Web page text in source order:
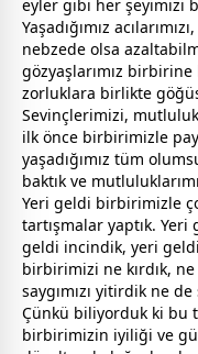
eyler gibi her şeyimizi
Yaşadığımız
nebzede olsa
gözyaşlarımız birbirine
zorluklara birlikte
Sevinçlerimizi,
ilk önce birbirimizle
yaşadığımız tüm
baktık ve
Yeri geldi birbirimizle
tartışmalar yaptık.
geldi incindik, yeri
birbirimizi ne kırdık, ne
saygımızı yitirdik ne de
Çünkü biliyorduk ki bu
birbirimizin iyiliği ve